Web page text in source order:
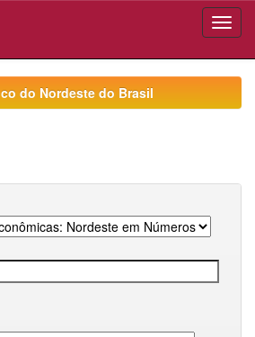
do Nordeste do Brasil